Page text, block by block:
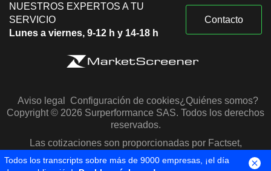
NUESTROS EXPERTOS A TU
SERVICIO
Lunes a viernes, 9-12 h y 14-18 h
Contacto
Aviso legal Configuración de cookies¿Quiénes somos?
Copyright © 2026 Surperformance SAS. Todos los derechos
reservados.
Las cotizaciones son proporcionadas por Factset,
Morningstar y S&P Capital IQ
Todos los transcripts sobre más de 9000 empresas, ¡el día